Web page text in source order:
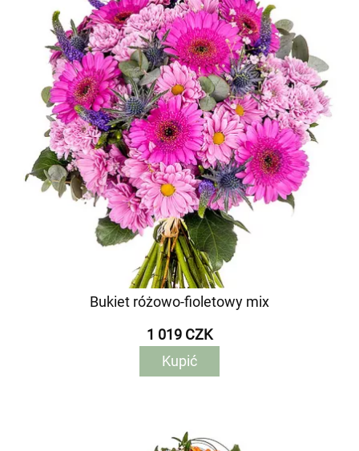
Bukiet różowo-fioletowy mix
1 019 CZK
Kupić